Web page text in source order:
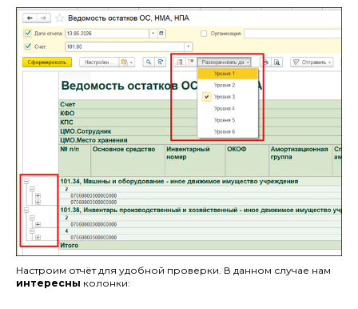
Настроим отчёт для удобной проверки. В данном случае нам
интересны колонки: